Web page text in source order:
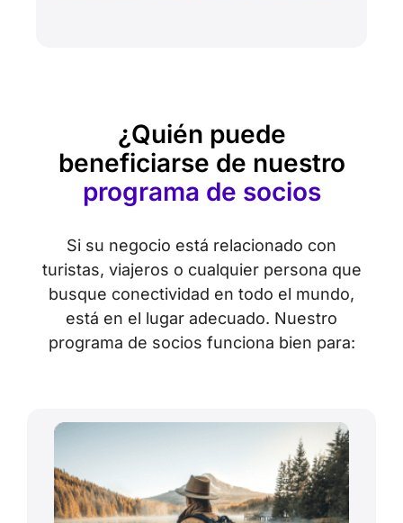
¿Quién puede
beneficiarse de nuestro
programa de socios
Si su negocio está relacionado con
turistas, viajeros o cualquier persona que
busque conectividad en todo el mundo,
está en el lugar adecuado. Nuestro
programa de socios funciona bien para: